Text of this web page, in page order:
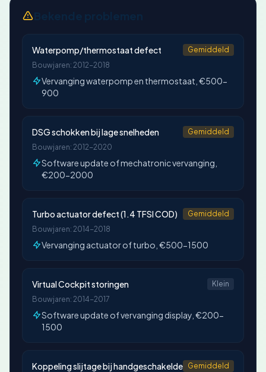
Waterpomp/thermostaat defect
Gemiddeld
Bouwjaren: 2012-2018
Vervanging waterpomp en thermostaat, €500-
900
DSG schokken bij lage snelheden
Gemiddeld
Bouwjaren: 2012-2020
Software update of mechatronic vervanging,
€200-2000
Turbo actuator defect (1.4 TFSI COD)
Gemiddeld
Bouwjaren: 2014-2018
Vervanging actuator of turbo, €500-1500
Virtual Cockpit storingen
Klein
Bouwjaren: 2014-2017
Software update of vervanging display, €200-
1500
Koppeling slijtage bij handgeschakelde Gemiddeld